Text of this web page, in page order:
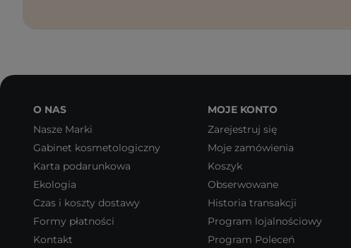
O NAS
Nasze Marki
Gabinet kosmetologiczny
Karta podarunkowa
Ekologia
Czas i koszty dostawy
Formy płatności
Kontakt
MOJE KONTO
Zarejestruj się
Moje zamówienia
Koszyk
Obserwowane
Historia transakcji
Program lojalnościowy
Program Poleceń